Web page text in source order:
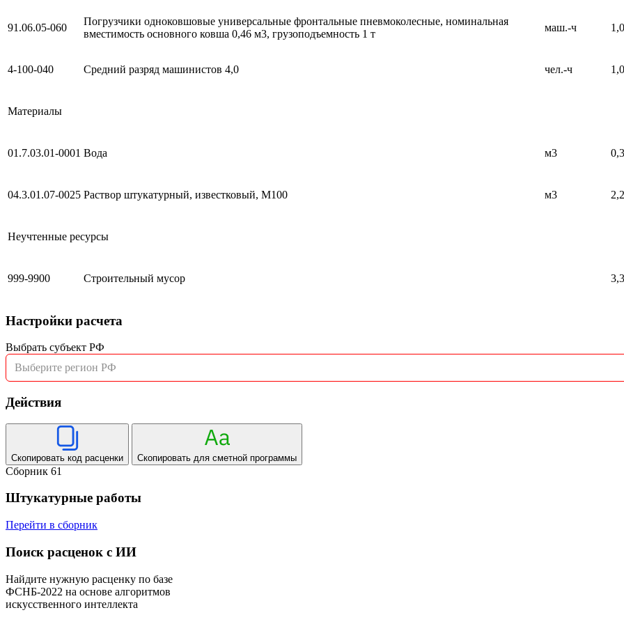
91.06.05-060
Погрузчики одноковшовые универсальные фронтальные пневмоколесные, номинальная
вместимость основного ковша 0,46 м3, грузоподъемность 1 т
маш.-ч
4-100-040 Средний разряд машинистов 4,0 чел.-ч
Материалы
01.7.03.01-0001 Вода м3
04.3.01.07-0025 Раствор штукатурный, известковый, М100 м3
Неучтенные ресурсы
999-9900 Строительный мусор
Настройки расчета
Выбрать субъект РФ
Выберите регион РФ
Действия
Скопировать код расценки Скопировать для сметной программы
Сборник 61
Штукатурные работы
Перейти в сборник
Поиск расценок с ИИ
Найдите нужную расценку по базе
ФСНБ-2022 на основе алгоритмов
искусственного интеллекта